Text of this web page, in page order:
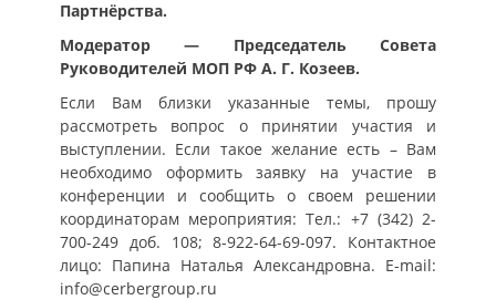
Партнёрства.
Модератор — Председатель Совета
Руководителей МОП РФ А. Г. Козеев.
Если Вам близки указанные темы, прошу
рассмотреть вопрос о принятии участия и
выступлении. Если такое желание есть – Вам
необходимо оформить заявку на участие в
конференции и сообщить о своем решении
координаторам мероприятия: Тел.: +7 (342) 2-
700-249 доб. 108; 8-922-64-69-097. Контактное
лицо: Папина Наталья Александровна. E-mail:
info@cerbergroup.ru